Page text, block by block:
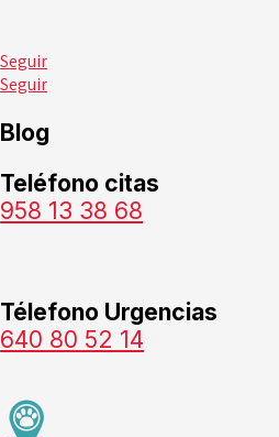
Seguir
Seguir
Blog
Teléfono citas
958 13 38 68
Télefono Urgencias
640 80 52 14